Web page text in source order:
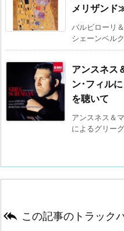
メリザンド
バルビローリ
シェーンベル
アンスネス
ン･フィル
を聴いて
アンスネス＆
によるグリー
 この記事のトラック